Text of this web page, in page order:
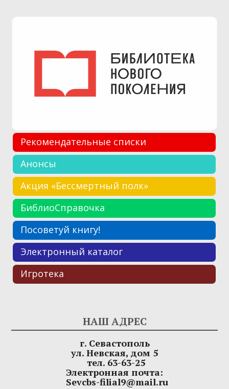
Рекомендательные списки
Анонсы
Акция «Бессмертный полк»
БиблиоСправочка
Посоветуй книгу!
Электронный каталог
Игротека
НАШ АДРЕС
г. Севастополь
ул. Невская, дом 5
тел. 63-63-25
Электронная почта:
Sevcbs-filial9@mail.ru